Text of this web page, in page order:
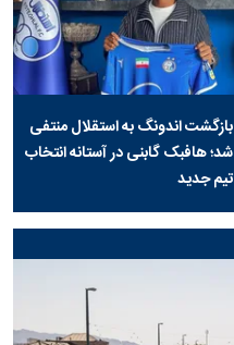
بازگشت اندونگ به استقلال منتفی
شد؛ هافبک گابنی در آستانه انتخاب
تیم جدید